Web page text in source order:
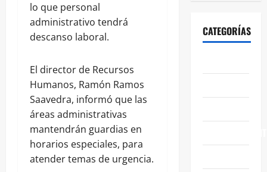
lo que personal
administrativo tendrá
descanso laboral.
El director de Recursos
Humanos, Ramón Ramos
Saavedra, informó que las
áreas administrativas
mantendrán guardias en
horarios especiales, para
atender temas de urgencia.
CATEGORÍAS